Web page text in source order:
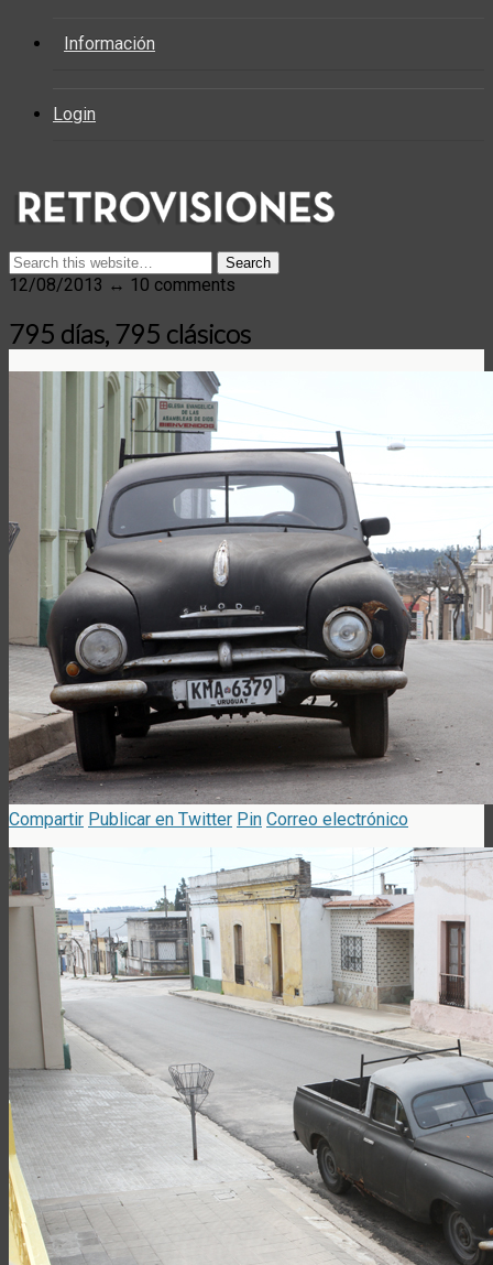
Información
Login
12/08/2013 ↔ 10 comments
795 días, 795 clásicos
Compartir Publicar en Twitter Pin Correo electrónico